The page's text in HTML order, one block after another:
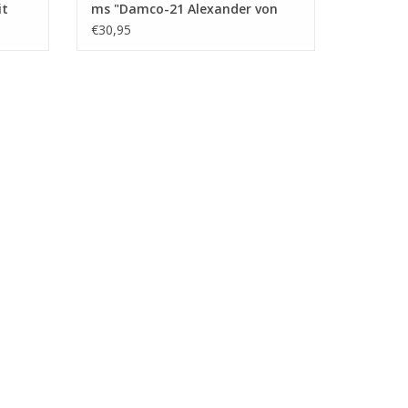
ms "Damco-21 Alexander von
Engelberg" (1959) - Damco
€30,95